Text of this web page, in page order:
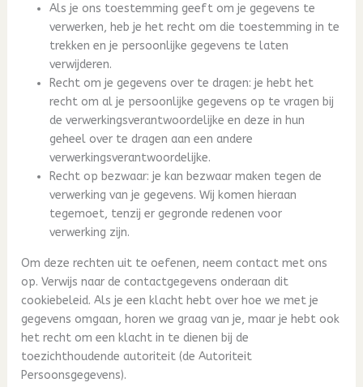
Als je ons toestemming geeft om je gegevens te
verwerken, heb je het recht om die toestemming in te
trekken en je persoonlijke gegevens te laten
verwijderen.
Recht om je gegevens over te dragen: je hebt het
recht om al je persoonlijke gegevens op te vragen bij
de verwerkingsverantwoordelijke en deze in hun
geheel over te dragen aan een andere
verwerkingsverantwoordelijke.
Recht op bezwaar: je kan bezwaar maken tegen de
verwerking van je gegevens. Wij komen hieraan
tegemoet, tenzij er gegronde redenen voor
verwerking zijn.
Om deze rechten uit te oefenen, neem contact met ons
op. Verwijs naar de contactgegevens onderaan dit
cookiebeleid. Als je een klacht hebt over hoe we met je
gegevens omgaan, horen we graag van je, maar je hebt ook
het recht om een klacht in te dienen bij de
toezichthoudende autoriteit (de Autoriteit
Persoonsgegevens).